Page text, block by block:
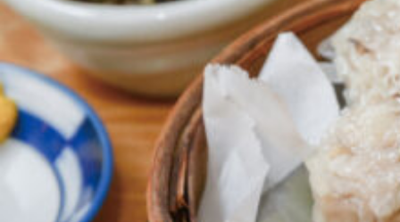
カテゴリーから探す
SPECIAL
NEW OPEN
SERIES